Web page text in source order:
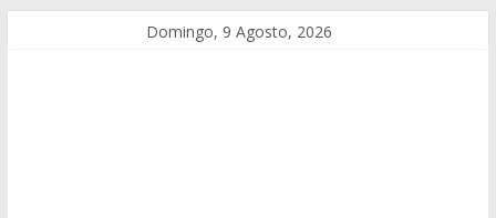
Domingo, 9 Agosto, 2026